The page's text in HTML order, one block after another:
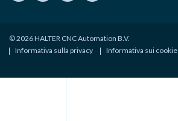
© 2026 HALTER CNC Automation B.V.
Informativa sulla privacy
Informativa sui cookie